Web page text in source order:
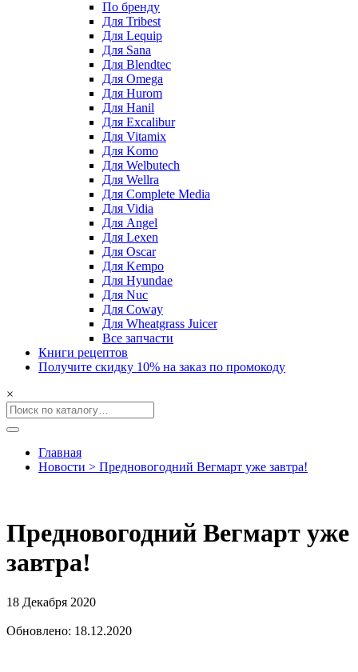
По бренду
Для Tribest
Для Lequip
Для Sana
Для Blendtec
Для Omega
Для Hurom
Для Hanil
Для Excalibur
Для Vitamix
Для Komo
Для Welbutech
Для Wellra
Для Complete Media
Для Vidia
Для Angel
Для Lexen
Для Oscar
Для Kempo
Для Hyundae
Для Nuc
Для Coway
Для Wheatgrass Juicer
Все запчасти
Книги рецептов
Получите скидку 10% на заказ по промокоду
×
Главная
Новости > Предновогодний Вегмарт уже завтра!
Предновогодний Вегмарт уже
завтра!
18 Декабря 2020
Обновлено: 18.12.2020